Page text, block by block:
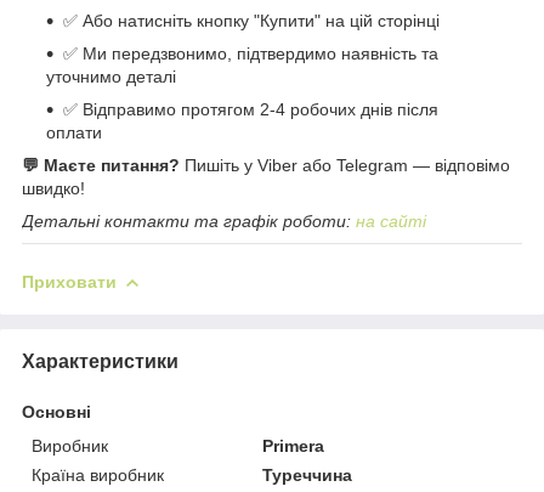
✅ Або натисніть кнопку "Купити" на цій сторінці
✅ Ми передзвонимо, підтвердимо наявність та
уточнимо деталі
✅ Відправимо протягом 2-4 робочих днів після
оплати
💬 Маєте питання? Пишіть у Viber або Telegram — відповімо
швидко!
Детальні контакти та графік роботи: на сайті
Приховати
Характеристики
Основні
Виробник
Primera
Країна виробник
Туреччина